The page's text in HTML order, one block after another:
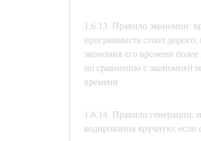
1.6.13. Правило экономии:
программиста стоит дорого;
экономия его времени
по сравнению с экономией
времени
1.6.14. Правило генерации:
кодирования вручную; если